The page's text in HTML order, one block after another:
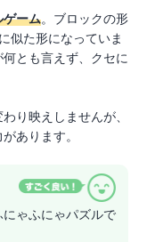
ゲーム。ブロックの形
似た形になっていま
とも言えず、クセに
り映えしませんが、
あります。
ゃふにゃパズルで